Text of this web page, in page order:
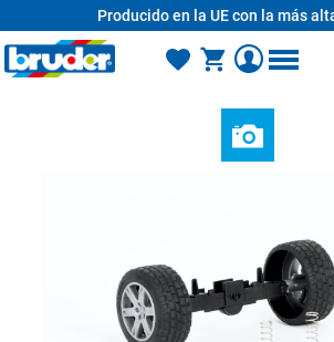
Producido en la UE con la más